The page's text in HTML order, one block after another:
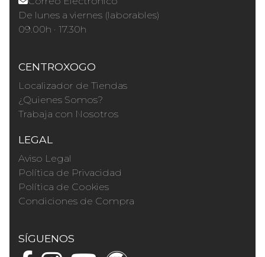
De lunes a viernes (laborables)
09.00h · 17.30h
CENTROXOGO
Localizador de Tiendas
¿Quienes Somos?
Trabaja con Nosotros
LEGAL
Aviso Legal
Política de Privacidad
Política de Cookies
Condiciones de Compra
SÍGUENOS